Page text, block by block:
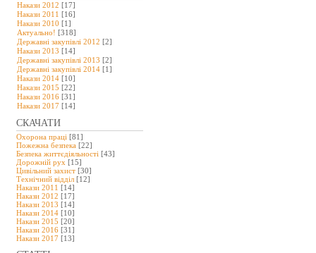
Накази 2012 [17]
Накази 2011 [16]
Накази 2010 [1]
Актуально! [318]
Державні закупівлі 2012 [2]
Накази 2013 [14]
Державні закупівлі 2013 [2]
Державні закупівлі 2014 [1]
Накази 2014 [10]
Накази 2015 [22]
Накази 2016 [31]
Накази 2017 [14]
СКАЧАТИ
Охорона праці [81]
Пожежна безпека [22]
Безпека життєдіяльності [43]
Дорожній рух [15]
Цивільний захист [30]
Технічний відділ [12]
Накази 2011 [14]
Накази 2012 [17]
Накази 2013 [14]
Накази 2014 [10]
Накази 2015 [20]
Накази 2016 [31]
Накази 2017 [13]